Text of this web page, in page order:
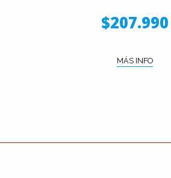
$207.990
MÁS INFO